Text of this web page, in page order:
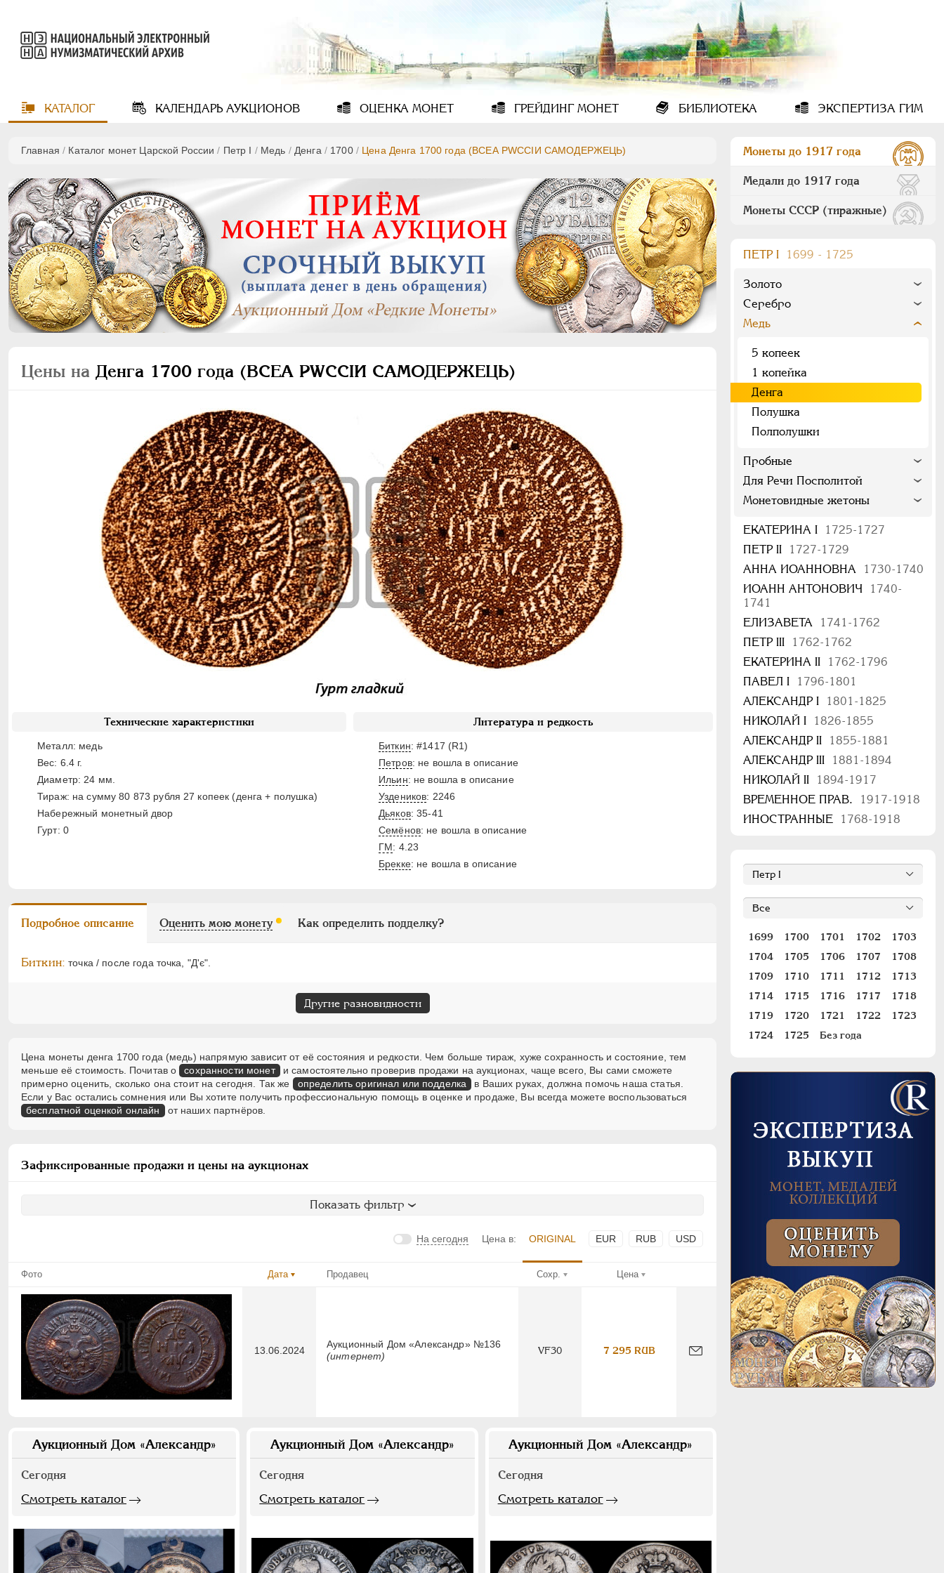
КАТАЛОГ КАЛЕНДАРЬАУКЦИОНОВ ОЦЕНКА МОНЕТ ГРЕЙДИНГМОНЕТ БИБЛИОТЕКА ЭКСПЕРТИЗА ГИМ
Главная / Каталог монет Царской России / Пeтр I / Медь / Денга / 1700/ Цена Денга 1700 года (ВСЕА РWССIИ САМОДЕРЖЕЦЬ)
Цены на Денга 1700 года (ВСЕА РWССIИ САМОДЕРЖЕЦЬ)
Технические характеристики
Металл: медь
Вес: 6.4 г.
Диаметр: 24 мм.
Тираж: на сумму 80 873 рубля 27 копеек (денга + полушка)
Набережный монетный двор
Гурт: 0
Литература и редкость
Биткин: #1417 (R1)
Петров: не вошла в описание
Ильин: не вошла в описание
Уздеников: 2246
Дьяков: 35-41
Семёнов: не вошла в описание
ГМ: 4.23
Брекке: не вошла в описание
Подробное описание Оценить мою монету Как определить подделку?
Биткин: точка / после года точка, "Д'є".
Другие разновидности
Цена монеты денга 1700 года (медь) напрямую зависит от её состояния и редкости. Чем больше тираж, хуже сохранность и состояние, тем
меньше её стоимость. Почитав о сохранности монет и самостоятельно проверив продажи на аукционах, чаще всего, Вы сами сможете
примерно оценить, сколько она стоит на сегодня. Так же
определить оригинал или подделка
в Ваших руках, должна помочь наша статья.
Если у Вас остались сомнения или Вы хотите получить профессиональную помощь в оценке и продаже, Вы всегда можете воспользоваться
бесплатной оценкой онлайн от наших партнёров.
Зафиксированные продажи и цены на аукционах
Показать фильтр
На сегодня Цена в: ORIGINAL EUR RUB USD
Фото Дата Продавец Сохр. Цена
13.06.2024
Аукционный Дом «Александр» №136
(интернет)
VF30 7 295 RUB
Аукционный Дом «Александр»
Сегодня
Смотреть каталог
Аукционный Дом «Александр»
Сегодня
Смотреть каталог
Аукционный Дом «Александр»
Сегодня
Смотреть каталог
Монеты до 1917 года
Медали до 1917 года
Монеты СССР (тиражные)
ПEТР I 1699 - 1725
Золото
Серебро
Медь
5 копеек
1 копейка
Денга
Полушка
Полполушки
Пробные
Для Речи Посполитой
Монетовидные жетоны
ЕКАТЕРИНА I
1725-1727
ПЕТР II
1727-1729
АННА ИОАННОВНА
1730-1740
ИОАНН АНТОНОВИЧ
1740-
1741
ЕЛИЗАВЕТА
1741-1762
ПЕТР III
1762-1762
ЕКАТЕРИНА II
1762-1796
ПАВЕЛ I
1796-1801
АЛЕКСАНДР I
1801-1825
НИКОЛАЙ I
1826-1855
АЛЕКСАНДР II
1855-1881
АЛЕКСАНДР III
1881-1894
НИКОЛАЙ II
1894-1917
ВРЕМЕННОЕ ПРАВ.
1917-1918
ИНОСТРАННЫЕ
1768-1918
1699 1700 1701 1702
1703
1704
1705 1706 1707
1708
1709
1710 1711 1712
1713
1714
1715 1716 1717
1718
1719
1720 1721 1722
1723
1724
1725 Без года